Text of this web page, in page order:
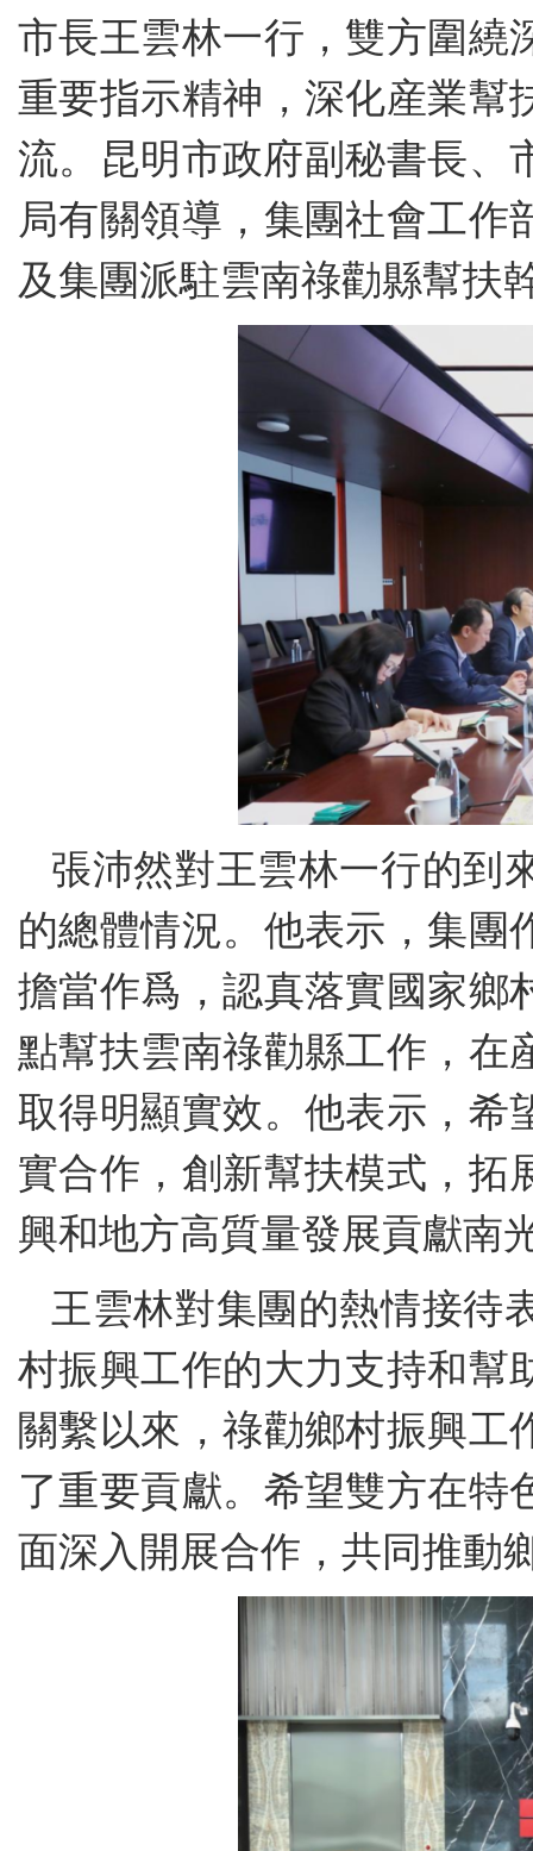
市長王雲林一行，雙方圍繞
重要指示精神，深化産業幫
流。昆明市政府副秘書長、
局有關領導，集團社會工作
及集團派駐雲南祿勸縣幫扶
張沛然對王雲林一行的到
的總體情況。他表示，集團
擔當作爲，認真落實國家鄉
點幫扶雲南祿勸縣工作，在
取得明顯實效。他表示，希
實合作，創新幫扶模式，拓
興和地方高質量發展貢獻南
王雲林對集團的熱情接待
村振興工作的大力支持和幫
關繫以來，祿勸鄉村振興工
了重要貢獻。希望雙方在特
面深入開展合作，共同推動